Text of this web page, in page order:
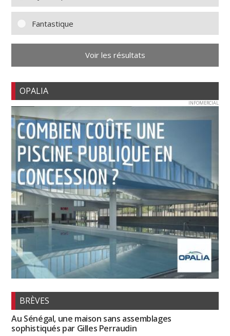
Fantastique
Voir les résultats
OPALIA
INFOMERCIAL
BRÈVES
Au Sénégal, une maison sans assemblages
sophistiqués par Gilles Perraudin